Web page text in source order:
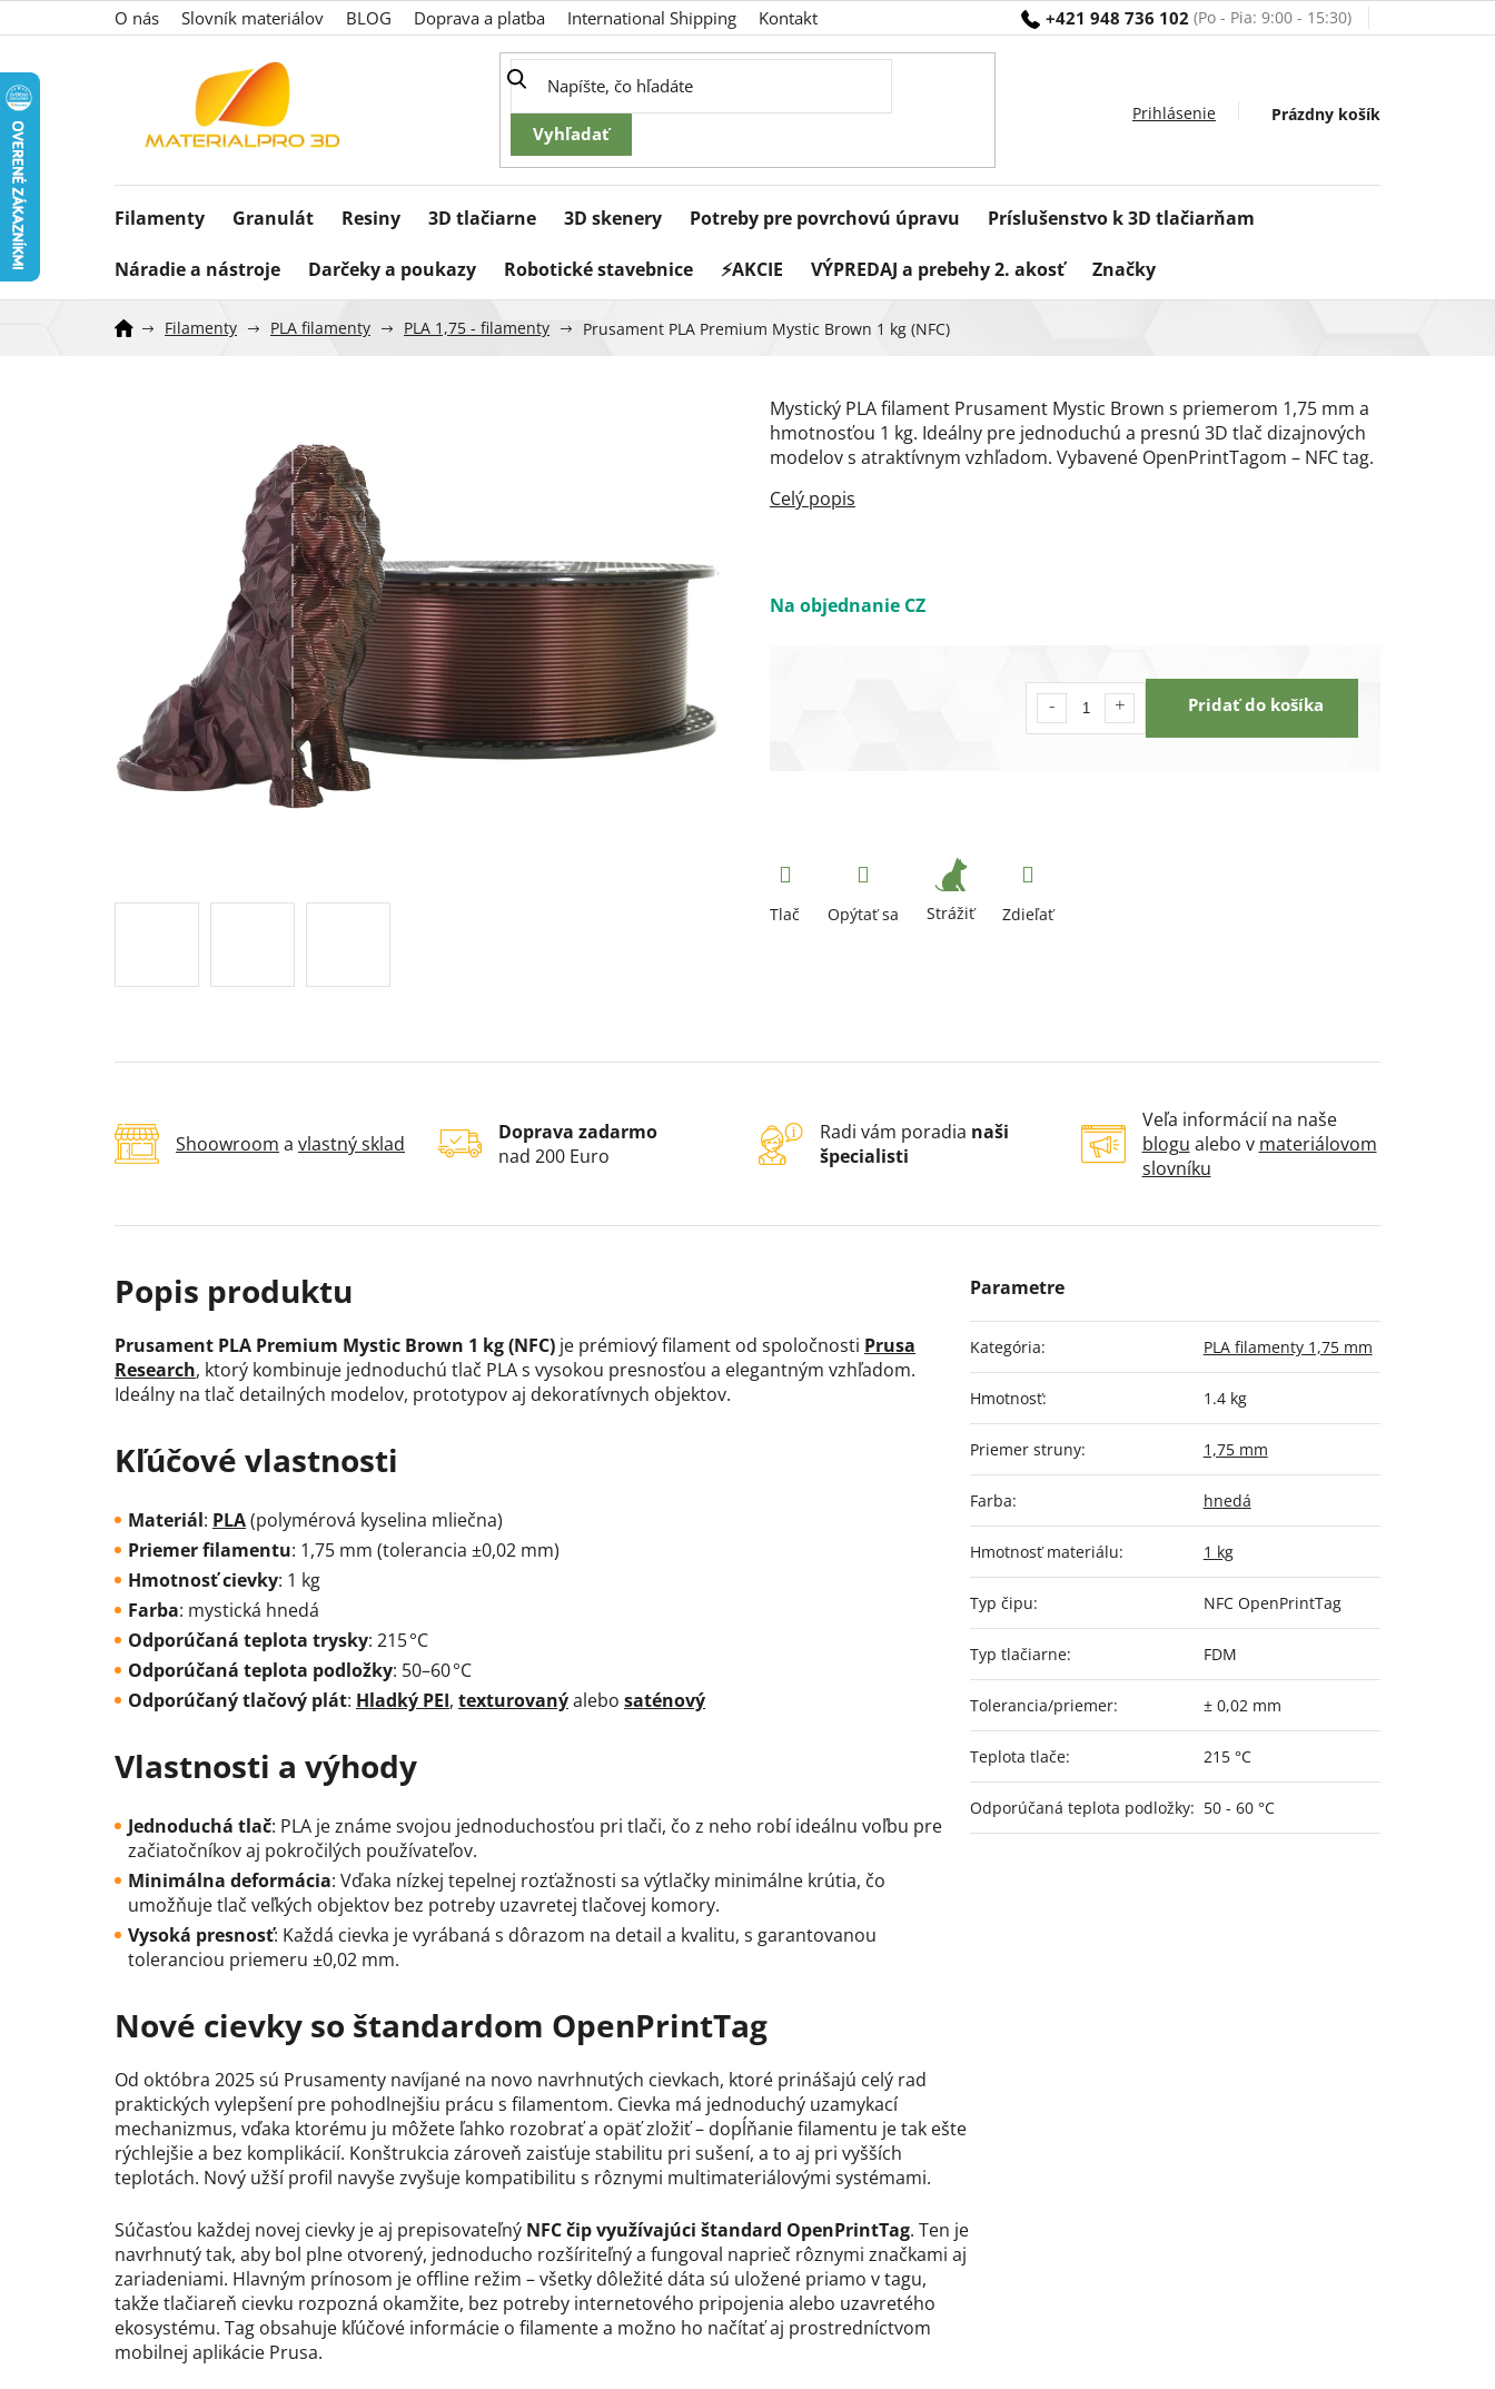
na
+421 948 736 102
O nás Slovník materiálov BLOG Doprava a platba International Shipping Kontakt
Nákupný
Prázdny košík
Filamenty Granulát Resiny 3D tlačiarne 3D skenery Potreby pre povrchovú úpravu Príslušenstvo k 3D tlačiarňam
Náradie a nástroje Darčeky a poukazy Robotické stavebnice ⚡AKCIE VÝPREDAJ a prebehy 2. akosť Značky
Filamenty PLA filamenty PLA 1,75 - filamenty Prusament PLA Premium Mystic Brown 1 kg (NFC)
Na objednanie CZ
Pridať do košíka
Mystický PLA filament Prusament Mystic Brown s priemerom 1,75 mm a
hmotnosťou 1 kg. Ideálny pre jednoduchú a presnú 3D tlač dizajnových
modelov s atraktívnym vzhľadom. Vybavené OpenPrintTagom – NFC tag.
Tlač Opýtať sa Strážiť Zdieľať
Shoowroom a vlastný sklad
Doprava zadarmo
nad 200 Euro
Radi vám poradia naši
špecialisti
Veľa informácií na naše
blogu alebo v materiálovom
slovníku
Prusament PLA Premium Mystic Brown 1 kg (NFC) je prémiový filament od spoločnosti Prusa
Research, ktorý kombinuje jednoduchú tlač PLA s vysokou presnosťou a elegantným vzhľadom.
Ideálny na tlač detailných modelov, prototypov aj dekoratívnych objektov.
Kľúčové vlastnosti
Materiál: PLA(polymérová kyselina mliečna)
Priemer filamentu: 1,75 mm (tolerancia ±0,02 mm)
Hmotnosť cievky: 1 kg
Farba: mystická hnedá
Odporúčaná teplota trysky: 215 °C
Odporúčaná teplota podložky: 50–60 °C
Odporúčaný tlačový plát: Hladký PEI, texturovanýalebo saténový
Vlastnosti a výhody
Jednoduchá tlač: PLA je známe svojou jednoduchosťou pri tlači, čo z neho robí ideálnu voľbu pre
začiatočníkov aj pokročilých používateľov.
Minimálna deformácia: Vďaka nízkej tepelnej rozťažnosti sa výtlačky minimálne krútia, čo
umožňuje tlač veľkých objektov bez potreby uzavretej tlačovej komory.
Vysoká presnosť: Každá cievka je vyrábaná s dôrazom na detail a kvalitu, s garantovanou
toleranciou priemeru ±0,02 mm.
Nové cievky so štandardom OpenPrintTag
Od októbra 2025 sú Prusamenty navíjané na novo navrhnutých cievkach, ktoré prinášajú celý rad
praktických vylepšení pre pohodlnejšiu prácu s filamentom. Cievka má jednoduchý uzamykací
mechanizmus, vďaka ktorému ju môžete ľahko rozobrať a opäť zložiť – dopĺňanie filamentu je tak ešte
rýchlejšie a bez komplikácií. Konštrukcia zároveň zaisťuje stabilitu pri sušení, a to aj pri vyšších
teplotách. Nový užší profil navyše zvyšuje kompatibilitu s rôznymi multimateriálovými systémami.
Súčasťou každej novej cievky je aj prepisovateľný NFC čip využívajúci štandard OpenPrintTag. Ten je
navrhnutý tak, aby bol plne otvorený, jednoducho rozšíriteľný a fungoval naprieč rôznymi značkami aj
zariadeniami. Hlavným prínosom je offline režim – všetky dôležité dáta sú uložené priamo v tagu,
takže tlačiareň cievku rozpozná okamžite, bez potreby internetového pripojenia alebo uzavretého
ekosystému. Tag obsahuje kľúčové informácie o filamente a možno ho načítať aj prostredníctvom
mobilnej aplikácie Prusa.
Kategória: PLA filamenty 1,75 mm
Hmotnosť: 1.4 kg
Priemer struny: 1,75 mm
Farba: hnedá
Hmotnosť materiálu: 1 kg
Typ čipu: NFC OpenPrintTag
Typ tlačiarne: FDM
Tolerancia/priemer: ± 0,02 mm
Teplota tlače: 215 °C
Odporúčaná teplota podložky: 50 - 60 °C